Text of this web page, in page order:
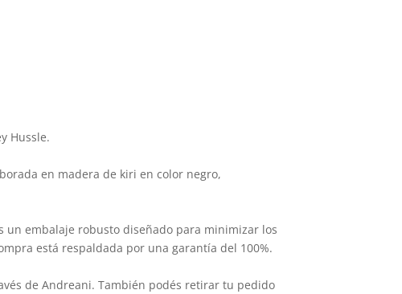
Hussle.
en madera de kiri en color negro,
un embalaje robusto diseñado para minimizar los
está respaldada por una garantía del 100%.
de Andreani. También podés retirar tu pedido